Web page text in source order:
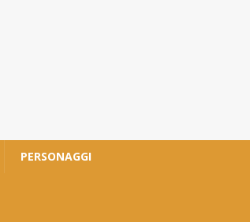
PERSONAGGI